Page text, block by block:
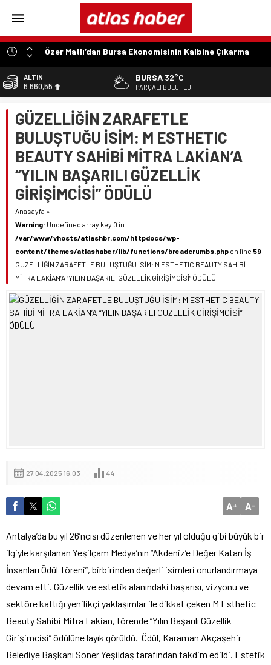
Özer Matlı’dan Bursa Ekonomisinin Kalbine Çıkarma
“Aynı Düzenleme Neden Emeklilere Uygulanmadı?”
“Engelli Emekliliğinde Kazanılmış Haklar Korunmalı,
Belirsizlikler Son Bulmalı”
“Engelliler Bu Ülkede Başarıyı Kimsenin Lütfuyla Değil,
İğneyle Kuyu Kazarak Kazanıyor”
“Bu Ses Siyasi Tartışmaların Değil, Millet Vicdanının
Konusudur”
ALTIN
6.660,55
13.779,39
DOLAR
47,7111
EURO
55,1881
BURSA 32°C
PARÇALI BULUTLU
GÜZELLİĞİN ZARAFETLE
BULUŞTUĞU İSİM: M ESTHETIC
BEAUTY SAHİBİ MİTRA LAKİAN’A
“YILIN BAŞARILI GÜZELLİK
GİRİŞİMCİSİ” ÖDÜLÜ
Anasayfa »
Warning: Undefined array key 0 in
/var/www/vhosts/atlashbr.com/httpdocs/wp-
content/themes/atlashaber/lib/functions/breadcrumbs.php on line 59
GÜZELLİĞİN ZARAFETLE BULUŞTUĞU İSİM: M ESTHETIC BEAUTY SAHİBİ
MİTRA LAKİAN’A “YILIN BAŞARILI GÜZELLİK GİRİŞİMCİSİ” ÖDÜLÜ
27.04.2025 16:03 44
A+ A-
Antalya’da bu yıl 26’ncısı düzenlenen ve her yıl olduğu gibi büyük bir
ilgiyle karşılanan Yeşilçam Medya’nın “Akdeniz’e Değer Katan İş
İnsanları Ödül Töreni”, birbirinden değerli isimleri onurlandırmaya
devam etti. Güzellik ve estetik alanındaki başarısı, vizyonu ve
sektöre kattığı yenilikçi yaklaşımlar ile dikkat çeken M Esthetic
Beauty Sahibi Mitra Lakian, törende “Yılın Başarılı Güzellik
Girişimcisi” ödülüne layık görüldü. Ödül, Karaman Akçaşehir
Belediye Başkanı Soner Yeşildaş tarafından takdim edildi. Estetik